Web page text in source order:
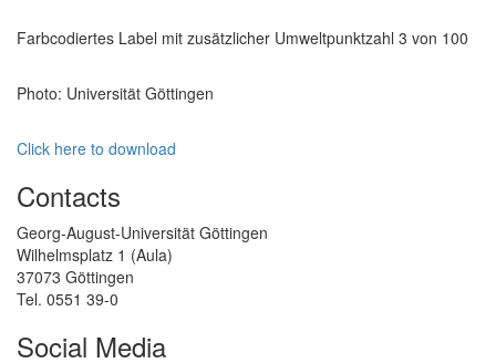
Farbcodiertes Label mit zusätzlicher Umweltpunktzahl 3 von 100
Photo: Universität Göttingen
Click here to download
Contacts
Georg-August-Universität Göttingen
Wilhelmsplatz 1 (Aula)
37073 Göttingen
Tel. 0551 39-0
Social Media